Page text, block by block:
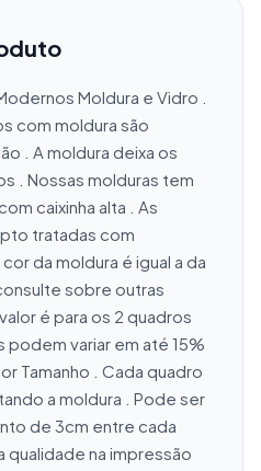
Moldura e Vidro .
com moldura são
. A moldura deixa os
. Nossas molduras tem
caixinha alta . As
tratadas com
da moldura é igual a da
sobre outras
é para os 2 quadros
podem variar em até 15%
Tamanho . Cada quadro
a moldura . Pode ser
de 3cm entre cada
qualidade na impressão